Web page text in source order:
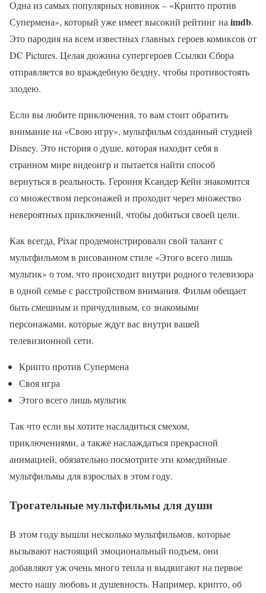
Одна из самых популярных новинок – «Крипто против
Супермена», который уже имеет высокий рейтинг наimdb.
Это пародия на всем известных главных героев комиксов от
DC Pictures. Целая дюжина супергероев Ссылки Сбора
отправляется во враждебную бездну, чтобы противостоять
злодею.
Если вы любите приключения, то вам стоит обратить
внимание на «Свою игру», мультфильм созданный студией
Disney. Это история о душе, которая находит себя в
странном мире видеоигр и пытается найти способ
вернуться в реальность. Героиня Ксандер Кейн знакомится
со множеством персонажей и проходит через множество
невероятных приключений, чтобы добиться своей цели.
Как всегда, Pixar продемонстрировали свой талант с
мультфильмом в рисованном стиле «Этого всего лишь
мультик» о том, что происходит внутри родного телевизора
в одной семье с расстройством внимания. Фильм обещает
быть смешным и причудливым, со знакомыми
персонажами, которые ждут вас внутри вашей
телевизионной сети.
Крипто против Супермена
Своя игра
Этого всего лишь мультик
Так что если вы хотите насладиться смехом,
приключениями, а также наслаждаться прекрасной
анимацией, обязательно посмотрите эти комедийные
мультфильмы для взрослых в этом году.
Трогательные мультфильмы для души
В этом году вышли несколько мультфильмов, которые
вызывают настоящий эмоциональный подъем, они
добавляют уж очень много тепла и выдвигают на первое
место нашу любовь и душевность. Например, крипто, об